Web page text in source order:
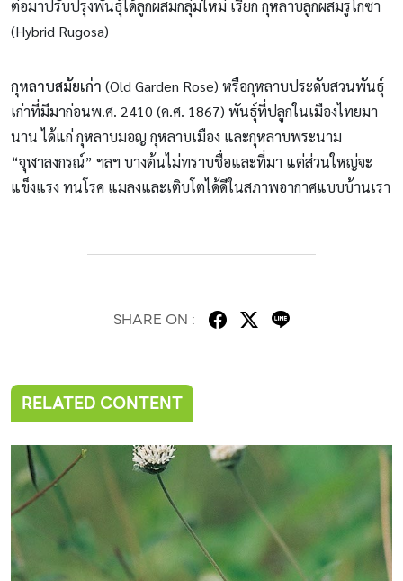
ต่อมาปรับปรุงพันธุ์ได้ลูกผสมกลุ่มใหม่ เรียก กุหลาบลูกผสมรูโกซา
(Hybrid Rugosa)
กุหลาบสมัยเก่า (Old Garden Rose) หรือกุหลาบประดับสวนพันธุ์
เก่าที่มีมาก่อนพ.ศ. 2410 (ค.ศ. 1867) พันธุ์ที่ปลูกในเมืองไทยมา
นาน ได้แก่ กุหลาบมอญ กุหลาบเมือง และกุหลาบพระนาม
“จุฬาลงกรณ์” ฯลฯ บางต้นไม่ทราบชื่อและที่มา แต่ส่วนใหญ่จะ
แข็งแรง ทนโรค แมลงและเติบโตได้ดีในสภาพอากาศแบบบ้านเรา
SHARE ON :
RELATED CONTENT